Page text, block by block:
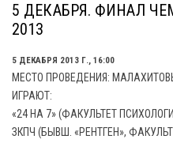
5 ДЕКАБРЯ. ФИНАЛ
2013
5 ДЕКАБРЯ 2013 Г., 16:00
МЕСТО ПРОВЕДЕНИЯ:
ИГРАЮТ:
«24 НА 7» (ФАКУЛЬТЕТ
ЗКПЧ (БЫВШ. «РЕНТГЕН»,